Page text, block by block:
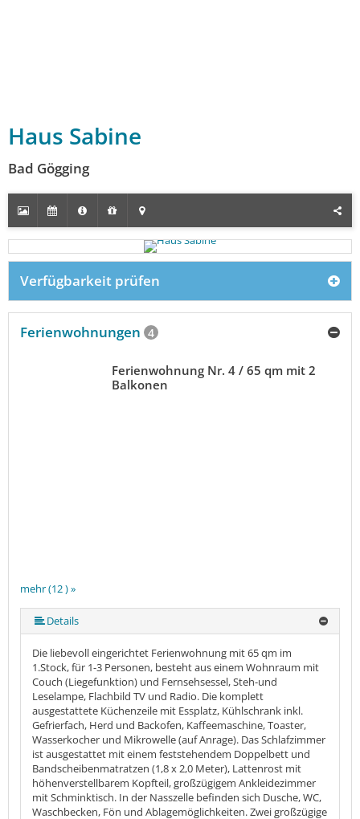
Haus Sabine
Bad Gögging
Verfügbarkeit prüfen
Ferienwohnungen 4
mehr (12 ) »
mehr (12 ) »
mehr (12 ) »
mehr (12 ) »
mehr (12 ) »
mehr (12 ) »
mehr (12 ) »
mehr (12 ) »
mehr (12 ) »
Ferienwohnung Nr. 4 / 65 qm mit 2
Balkonen
Details
Die liebevoll eingerichtet Ferienwohnung mit 65 qm im
1.Stock, für 1-3 Personen, besteht aus einem Wohnraum mit
Couch (Liegefunktion) und Fernsehsessel, Steh-und
Leselampe, Flachbild TV und Radio. Die komplett
ausgestattete Küchenzeile mit Essplatz, Kühlschrank inkl.
Gefrierfach, Herd und Backofen, Kaffeemaschine, Toaster,
Wasserkocher und Mikrowelle (auf Anrage). Das Schlafzimmer
ist ausgestattet mit einem feststehendem Doppelbett und
Bandscheibenmatratzen (1,8 x 2,0 Meter), Lattenrost mit
höhenverstellbarem Kopfteil, großzügigem Ankleidezimmer
mit Schminktisch. In der Nasszelle befinden sich Dusche, WC,
Waschbecken, Fön und Ablagemöglichkeiten. Zwei großzügige